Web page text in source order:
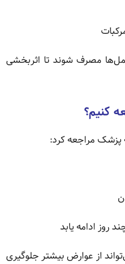
مصرف شوند تا اثربخشی
کنیم؟
پزشک مراجعه کرد:
روز ادامه یابد
از عوارض بیشتر جلوگیری